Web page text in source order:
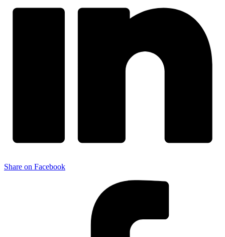
Share on Facebook